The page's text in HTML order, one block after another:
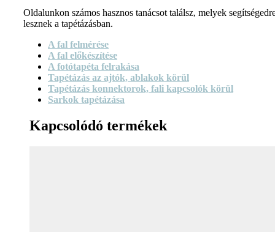
Oldalunkon számos hasznos tanácsot találsz, melyek
lesznek a tapétázásban.
A fal felmérése
A fal előkészítése
A fotótapéta felrakása
Tapétázás az ajtók, ablakok körül
Tapétázás konnektorok, fali kapcsolók körül
Sarkok tapétázása
Kapcsolódó termékek